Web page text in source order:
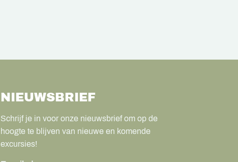
NIEUWSBRIEF
Schrijf je in voor onze nieuwsbrief om op de
hoogte te blijven van nieuwe en komende
excursies!